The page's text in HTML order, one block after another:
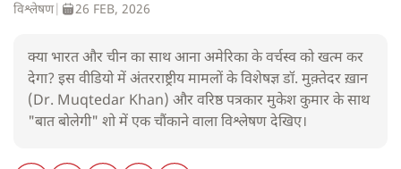
विश्लेषण| 26 FEB, 2026
क्या भारत और चीन का साथ आना अमेरिका के वर्चस्व को खत्म कर
देगा? इस वीडियो में अंतरराष्ट्रीय मामलों के विशेषज्ञ डॉ. मुक़्तेदर ख़ान
(Dr. Muqtedar Khan) और वरिष्ठ पत्रकार मुकेश कुमार के साथ
"बात बोलेगी" शो में एक चौंकाने वाला विश्लेषण देखिए।